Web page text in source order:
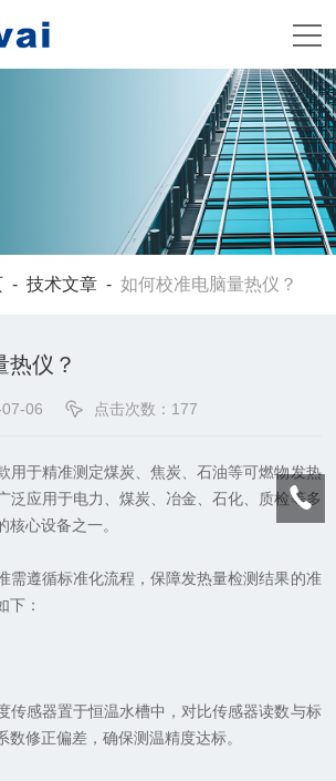
-技术文章 -如何校准电脑量热仪？
热仪？
06 点击次数：177
用于精准测定煤炭、焦炭、石油等可燃物发热
泛应用于电力、煤炭、冶金、石化、质检等多
核心设备之一。
需遵循标准化流程，保障发热量检测结果的准
下：
感器置于恒温水槽中，对比传感器读数与标
数修正偏差，确保测温精度达标。